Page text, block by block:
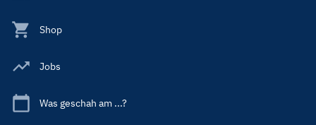
Shop
Jobs
Was geschah am ...?